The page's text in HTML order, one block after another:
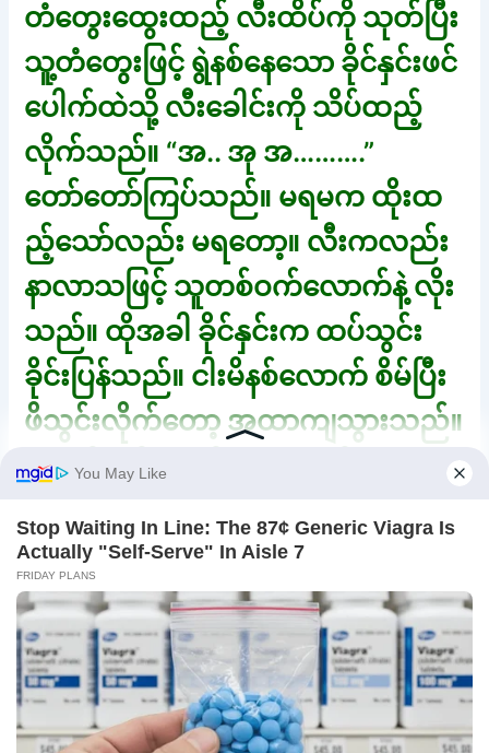
တံတွေးထွေးထည့် လီးထိပ်ကို သုတ်ပြီး
သူ့တံတွေးဖြင့် ရွဲနစ်နေသော ခိုင်နှင်းဖင်
ပေါက်ထဲသို့ လီးခေါင်းကို သိပ်ထည့်
လိုက်သည်။ “အ.. အု အ……….”
တော်တော်ကြပ်သည်။ မရမက ထိုးထ
ည့်သော်လည်း မရတော့။ လီးကလည်း
နာလာသဖြင့် သူတစ်ဝက်လောက်နဲ့ လိုး
သည်။ ထိုအခါ ခိုင်နှင်းက ထပ်သွင်း
ခိုင်းပြန်သည်။ ငါးမိနစ်လောက် စိမ်ပြီး
ဖိသွင်းလိုက်တော့ အထာကျသွားသည်။
စောက်ဖုတ်က စုပ်အားကောင်း
ကောင်းသည်။
တစ်ခါပြန်ထုတ်ပြီး ဖင်ပေါက်ထဲ
တံတွေးထွေးထည့်ကာ ပြန်သွင်းသည်။
ကြပ်မြဲကြပ်သည်။ တင်လုံးကြီး ခါ